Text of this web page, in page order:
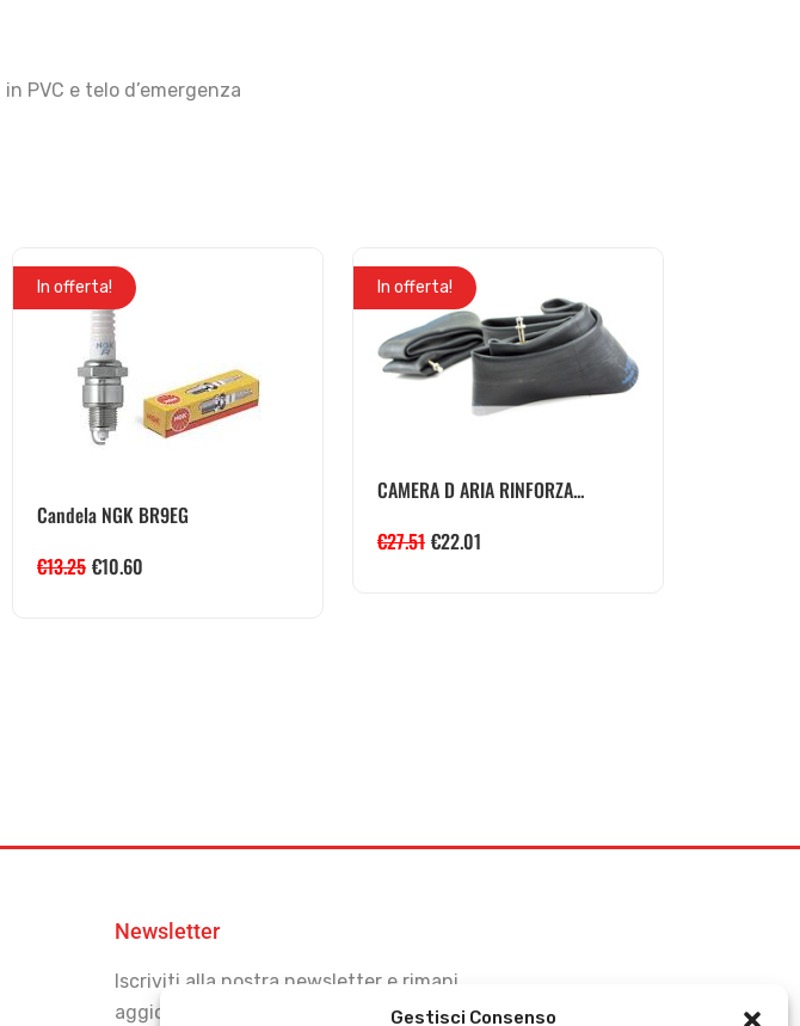
Gestisci Consenso
PVC e telo d’emergenza
In offerta!
Candela NGK BR9EG
€13.25 €10.60
In offerta!
CAMERA D ARIA RINFORZA...
€27.51 €22.01
Newsletter
Iscriviti alla nostra newsletter e rimani
aggiornato